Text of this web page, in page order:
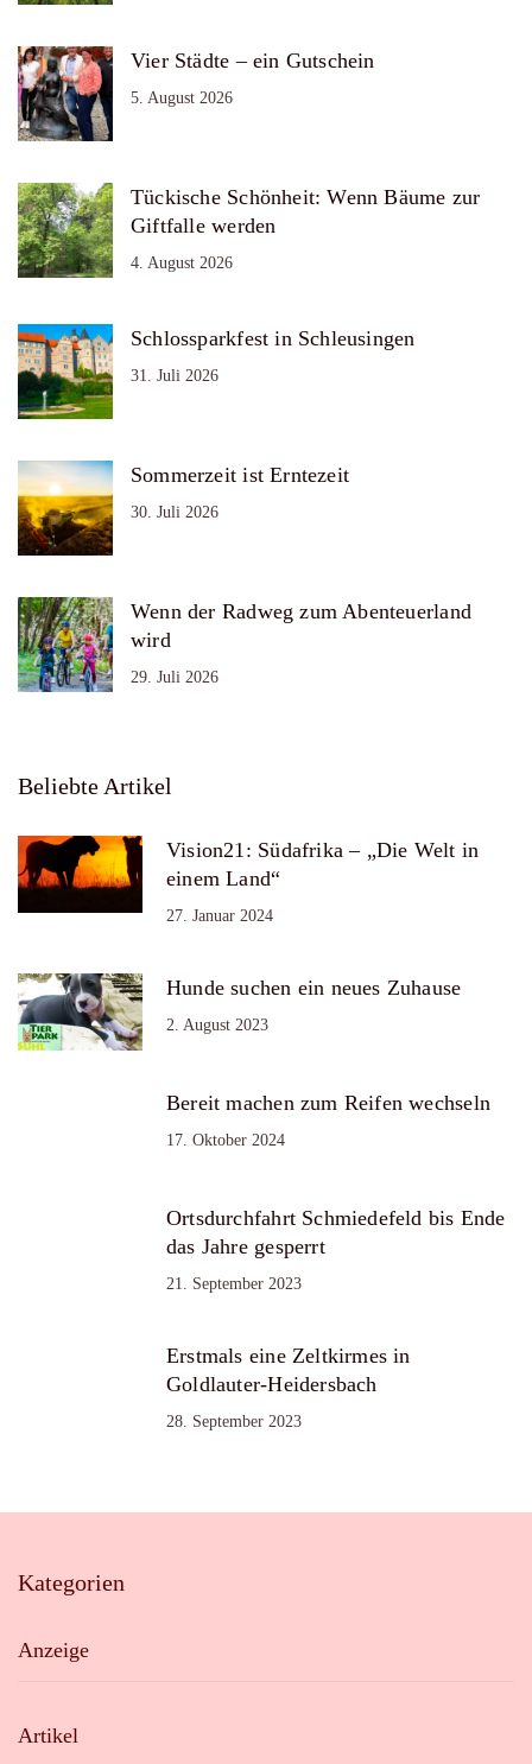
Vier Städte – ein Gutschein
5. August 2026
Tückische Schönheit: Wenn Bäume zur
Giftfalle werden
4. August 2026
Schlossparkfest in Schleusingen
31. Juli 2026
Sommerzeit ist Erntezeit
30. Juli 2026
Wenn der Radweg zum Abenteuerland
wird
29. Juli 2026
Beliebte Artikel
Vision21: Südafrika – „Die Welt in
einem Land“
27. Januar 2024
Hunde suchen ein neues Zuhause
2. August 2023
Bereit machen zum Reifen wechseln
17. Oktober 2024
Ortsdurchfahrt Schmiedefeld bis Ende
das Jahre gesperrt
21. September 2023
Erstmals eine Zeltkirmes in
Goldlauter-Heidersbach
28. September 2023
Kategorien
Anzeige
Artikel